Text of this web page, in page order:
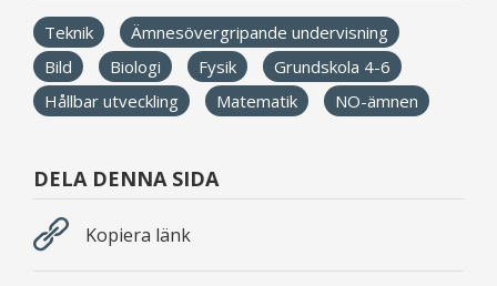
Teknik
Ämnesövergripande undervisning
Bild
Biologi Fysik
Grundskola 4-6
Hållbar utveckling
Matematik NO-ämnen
DELA DENNA SIDA
Kopiera länk